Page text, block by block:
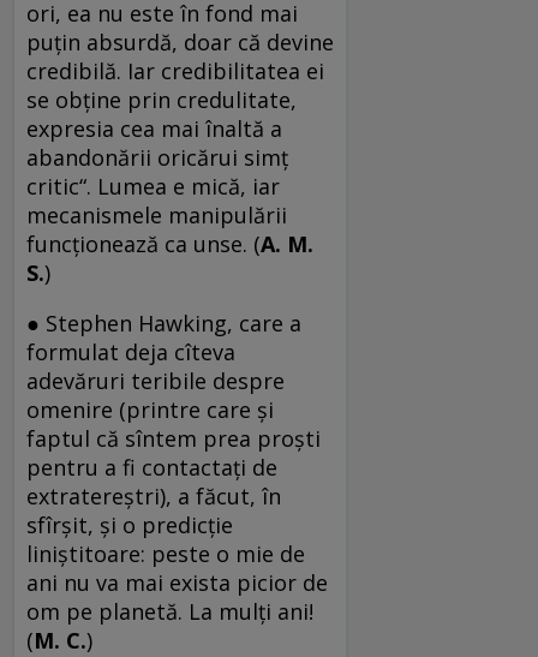
ori, ea nu este în fond mai
puţin absurdă, doar că devine
credibilă. Iar credibilitatea ei
se obţine prin credulitate,
expresia cea mai înaltă a
abandonării oricărui simţ
critic“. Lumea e mică, iar
mecanismele manipulării
funcționează ca unse. (A. M.
S.)
● Stephen Hawking, care a
formulat deja cîteva
adevăruri teribile despre
omenire (printre care şi
faptul că sîntem prea proşti
pentru a fi contactaţi de
extratereştri), a făcut, în
sfîrşit, şi o predicţie
liniştitoare: peste o mie de
ani nu va mai exista picior de
om pe planetă. La mulţi ani!
(M. C.)